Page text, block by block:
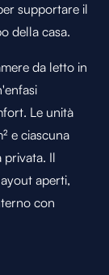
supportare il
della casa.
da letto in
Le unità
e ciascuna
privata. Il
aperti,
con